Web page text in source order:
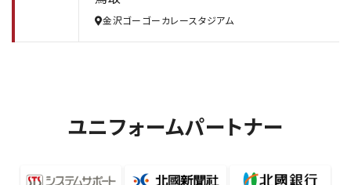
金沢ゴーゴーカレースタジアム
ユニフォームパートナー